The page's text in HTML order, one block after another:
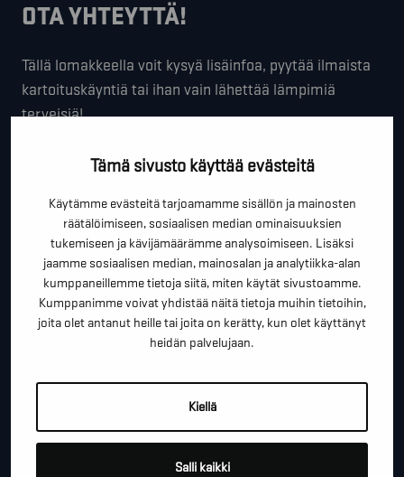
Tämä sivusto käyttää evästeitä
Käytämme evästeitä tarjoamamme sisällön ja mainosten
räätälöimiseen, sosiaalisen median ominaisuuksien
tukemiseen ja kävijämäärämme analysoimiseen. Lisäksi
jaamme sosiaalisen median, mainosalan ja analytiikka-alan
kumppaneillemme tietoja siitä, miten käytät sivustoamme.
Kumppanimme voivat yhdistää näitä tietoja muihin tietoihin,
joita olet antanut heille tai joita on kerätty, kun olet käyttänyt
heidän palvelujaan.
Kiellä
Salli kaikki
OTA YHTEYTTÄ!
Tällä lomakkeella voit kysyä lisäinfoa, pyytää ilmaista
kartoituskäyntiä tai ihan vain lähettää lämpimiä
terveisiä!
" näyttää pakolliset kentät
ETUNIMI SUKUNIMI *
PUHELINNUMERO *
YRITYS